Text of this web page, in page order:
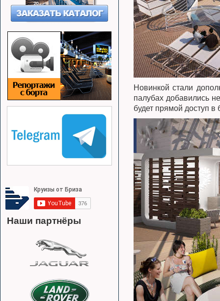
Наши партнёры
Новинкой стали
палубах добавились
будет прямой доступ в